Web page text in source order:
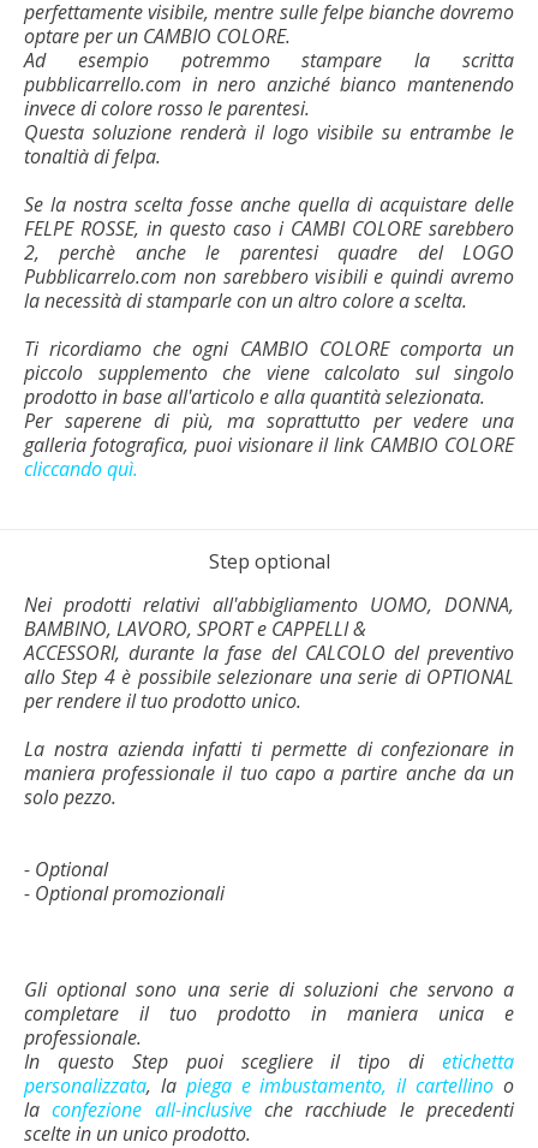
perfettamente visibile, mentre sulle felpe bianche dovremo
optare per un CAMBIO COLORE.
Ad esempio potremmo stampare la scritta
pubblicarrello.com in nero anziché bianco mantenendo
invece di colore rosso le parentesi.
Questa soluzione renderà il logo visibile su entrambe le
tonaltià di felpa.
Se la nostra scelta fosse anche quella di acquistare delle
FELPE ROSSE, in questo caso i CAMBI COLORE sarebbero
2, perchè anche le parentesi quadre del LOGO
Pubblicarrelo.com non sarebbero visibili e quindi avremo
la necessità di stamparle con un altro colore a scelta.
Ti ricordiamo che ogni CAMBIO COLORE comporta un
piccolo supplemento che viene calcolato sul singolo
prodotto in base all'articolo e alla quantità selezionata.
Per saperene di più, ma soprattutto per vedere una
galleria fotografica, puoi visionare il link CAMBIO COLORE
cliccando quì.
Step optional
Nei prodotti relativi all'abbigliamento UOMO, DONNA,
BAMBINO, LAVORO, SPORT e CAPPELLI &
ACCESSORI, durante la fase del CALCOLO del preventivo
allo Step 4 è possibile selezionare una serie di OPTIONAL
per rendere il tuo prodotto unico.
La nostra azienda infatti ti permette di confezionare in
maniera professionale il tuo capo a partire anche da un
solo pezzo.
- Optional
- Optional promozionali
Gli optional sono una serie di soluzioni che servono a
completare il tuo prodotto in maniera unica e
professionale.
In questo Step puoi scegliere il tipo di etichetta
personalizzata, la piega e imbustamento, il cartellino o
laconfezione all-inclusiveche racchiude le precedenti
scelte in un unico prodotto.